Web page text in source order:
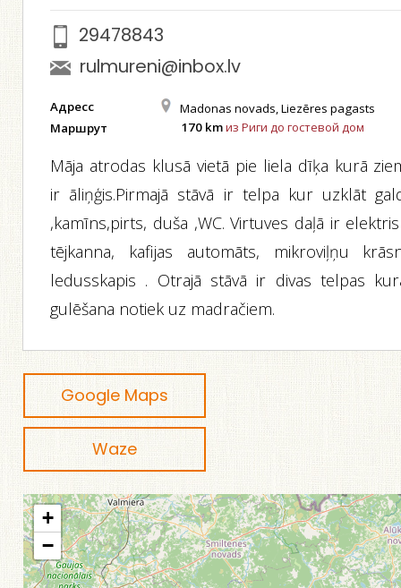
29478843
rulmureni@inbox.lv
Адресс Madonas novads, Liezēres pagasts
Маршрут 170 kmиз Риги до гостевой дом
Māja atrodas klusā vietā pie liela dīķa kurā
ir āliņģis.Pirmajā stāvā ir telpa kur uzklāt
,kamīns,pirts, duša ,WC. Virtuves daļā ir
tējkanna, kafijas automāts, mikroviļņu
ledusskapis . Otrajā stāvā ir divas telpas
gulēšana notiek uz madračiem.
Google Maps
Waze
+
−